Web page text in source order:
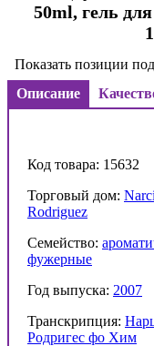
50ml, гель
Показать позиции под
Описание
Код товара: 15632
Торговый дом:
Rodriguez
Семейство:
фужерные
Год выпуска: 2007
Транскрипция:
Родригес фо Хим